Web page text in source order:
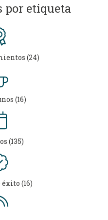
por etiqueta
(24)
(16)
(135)
éxito (16)